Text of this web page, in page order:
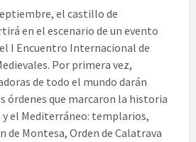
el castillo de
en el escenario de un evento
I Encuentro Internacional de
Por primera vez,
de todo el mundo darán
órdenes que marcaron la historia
y el Mediterráneo: templarios,
de Montesa, Orden de Calatrava